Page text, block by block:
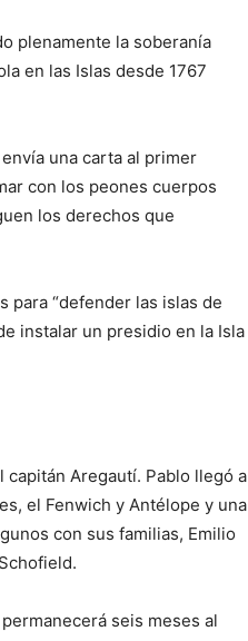
plenamente la soberanía
en las Islas desde 1767
una carta al primer
con los peones cuerpos
los derechos que
para “defender las islas de
instalar un presidio en la Isla
Aregautí. Pablo llegó a
el Fenwich y Antélope y una
con sus familias, Emilio
seis meses al